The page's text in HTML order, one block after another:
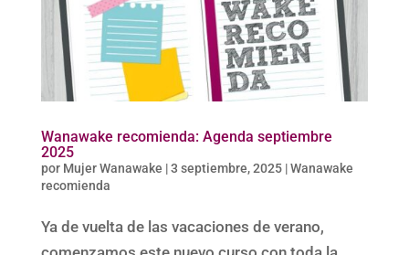
Wanawake recomienda: Agenda septiembre
2025
por Mujer Wanawake |3 septiembre, 2025|Wanawake
recomienda
Ya de vuelta de las vacaciones de verano,